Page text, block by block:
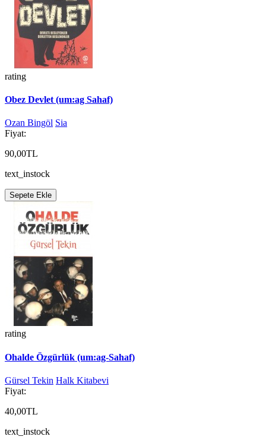
rating
Obez Devlet (um:ag Sahaf)
Ozan Bingöl Sia
Fiyat:
90,00TL
text_instock
Sepete Ekle
rating
Ohalde Özgürlük (um:ag-Sahaf)
Gürsel Tekin Halk Kitabevi
Fiyat:
40,00TL
text_instock